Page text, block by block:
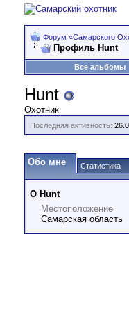
Форум «Самарского
Профиль Hunt
Все альбомы
Hunt
Охотник
Последняя активность:
Обо мне Статистика
О Hunt
Местоположение
Самарская область